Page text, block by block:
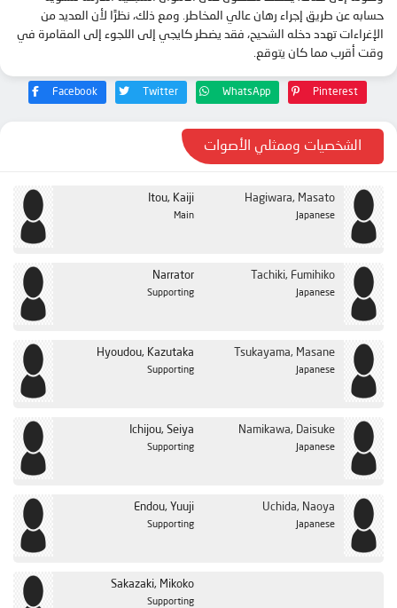
الحلقة 22
الحلقة 23
الحلقة 24
الحلقة 25
الحلقة 26
حسابه عن طريق إجراء رهان عالي المخاطر. ومع ذلك، نظرًا لأن العديد من
الإغراءات تهدد دخله الشحيح، فقد يضطر كايجي إلى اللجوء إلى المقامرة في
وقت أقرب مما كان يتوقع.
Facebook Twitter WhatsApp Pinterest
الشخصيات وممثلي الأصوات
Itou, Kaiji
Main
Hagiwara, Masato
Japanese
Narrator
Supporting
Tachiki, Fumihiko
Japanese
Hyoudou, Kazutaka
Supporting
Tsukayama, Masane
Japanese
Ichijou, Seiya
Supporting
Namikawa, Daisuke
Japanese
Endou, Yuuji
Supporting
Uchida, Naoya
Japanese
Sakazaki, Mikoko
Supporting